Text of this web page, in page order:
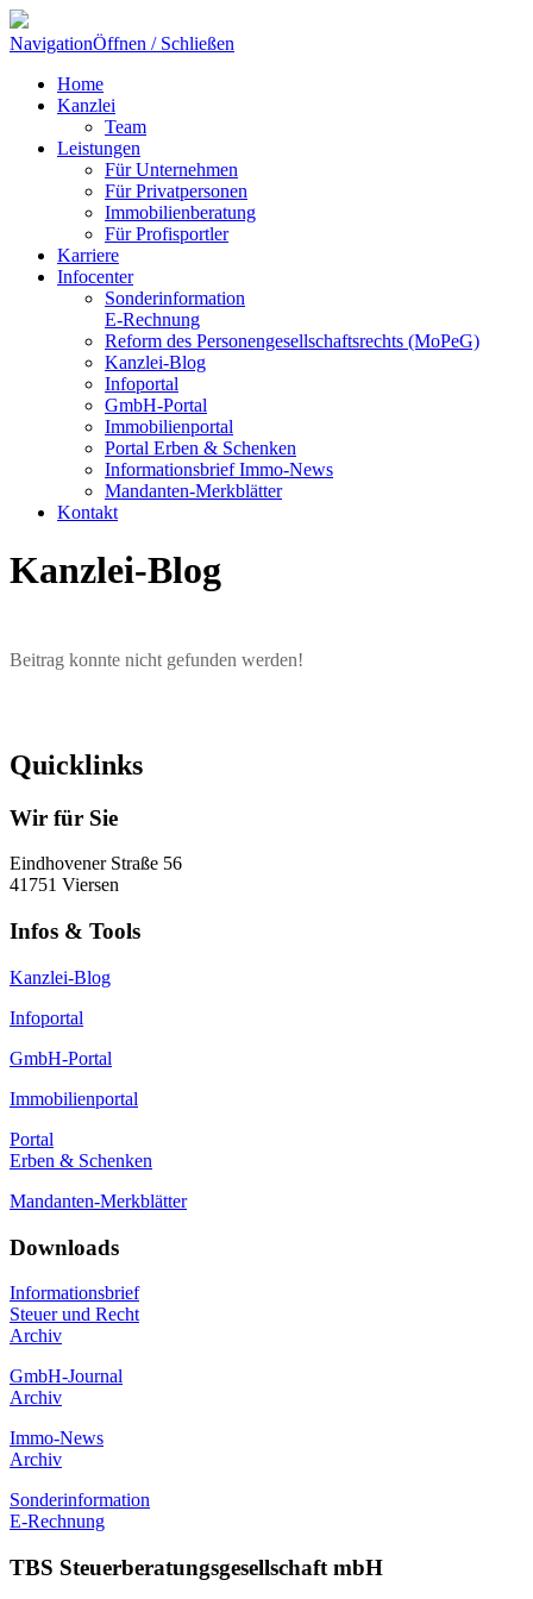
NavigationÖffnen / Schließen
Home
Kanzlei
Team
Leistungen
Für Unternehmen
Für Privatpersonen
Immobilienberatung
Für Profisportler
Karriere
Infocenter
Sonderinformation
E-Rechnung
Reform des Personengesellschaftsrechts (MoPeG)
Kanzlei-Blog
Infoportal
GmbH-Portal
Immobilienportal
Portal Erben & Schenken
Informationsbrief Immo-News
Mandanten-Merkblätter
Kontakt
Kanzlei-Blog
Beitrag konnte nicht gefunden werden!
Quicklinks
Wir für Sie
Eindhovener Straße 56
41751 Viersen
Infos & Tools
Kanzlei-Blog
Infoportal
GmbH-Portal
Immobilienportal
Portal
Erben & Schenken
Mandanten-Merkblätter
Downloads
Informationsbrief
Steuer und Recht
Archiv
GmbH-Journal
Archiv
Immo-News
Archiv
Sonderinformation
E-Rechnung
TBS Steuerberatungsgesellschaft mbH